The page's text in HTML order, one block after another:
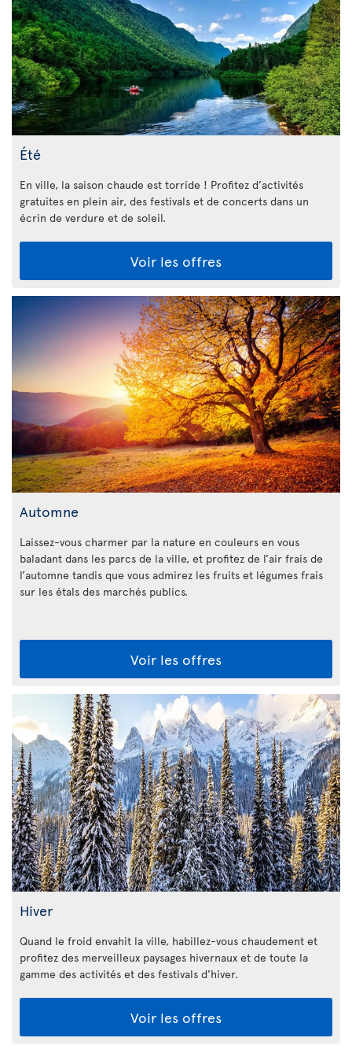
Été
En ville, la saison chaude est torride ! Profitez d’activités
gratuites en plein air, des festivals et de concerts dans un
écrin de verdure et de soleil.
Voir les offres
Automne
Laissez-vous charmer par la nature en couleurs en vous
baladant dans les parcs de la ville, et profitez de l’air frais de
l’automne tandis que vous admirez les fruits et légumes frais
sur les étals des marchés publics.
Voir les offres
Hiver
Quand le froid envahit la ville, habillez-vous chaudement et
profitez des merveilleux paysages hivernaux et de toute la
gamme des activités et des festivals d’hiver.
Voir les offres